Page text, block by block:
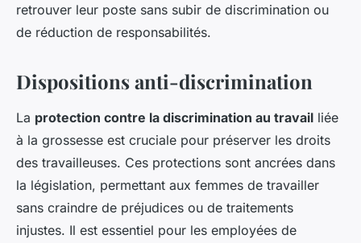
retrouver leur poste sans subir de discrimination ou
de réduction de responsabilités.
Dispositions anti-discrimination
La protection contre la discrimination au travail liée
à la grossesse est cruciale pour préserver les droits
des travailleuses. Ces protections sont ancrées dans
la législation, permettant aux femmes de travailler
sans craindre de préjudices ou de traitements
injustes. Il est essentiel pour les employées de